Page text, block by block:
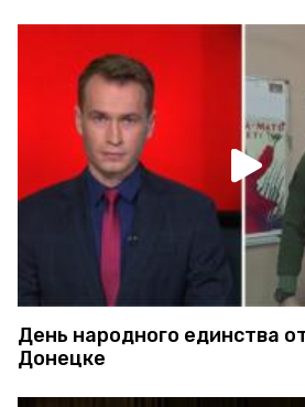
День народного единства
Донецке